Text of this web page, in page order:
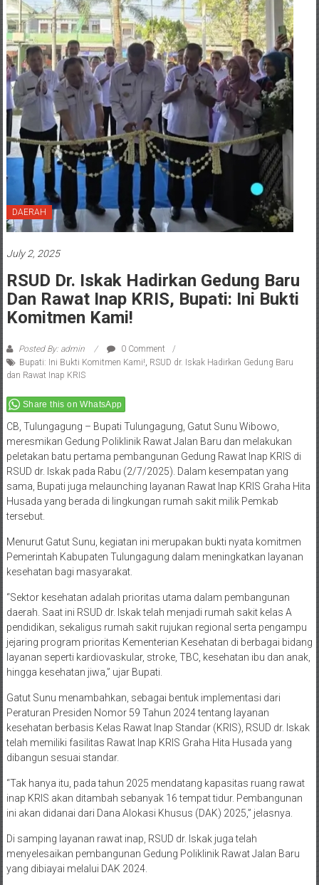
DAERAH
July 2, 2025
RSUD Dr. Iskak Hadirkan Gedung Baru
Dan Rawat Inap KRIS, Bupati: Ini Bukti
Komitmen Kami!
Posted By: admin
0 Comment
Bupati: Ini Bukti Komitmen Kami!, RSUD dr. Iskak Hadirkan Gedung Baru
dan Rawat Inap KRIS
Share this on WhatsApp
CB, Tulungagung – Bupati Tulungagung, Gatut Sunu Wibowo,
meresmikan Gedung Poliklinik Rawat Jalan Baru dan melakukan
peletakan batu pertama pembangunan Gedung Rawat Inap KRIS di
RSUD dr. Iskak pada Rabu (2/7/2025). Dalam kesempatan yang
sama, Bupati juga melaunching layanan Rawat Inap KRIS Graha Hita
Husada yang berada di lingkungan rumah sakit milik Pemkab
tersebut.
Menurut Gatut Sunu, kegiatan ini merupakan bukti nyata komitmen
Pemerintah Kabupaten Tulungagung dalam meningkatkan layanan
kesehatan bagi masyarakat.
“Sektor kesehatan adalah prioritas utama dalam pembangunan
daerah. Saat ini RSUD dr. Iskak telah menjadi rumah sakit kelas A
pendidikan, sekaligus rumah sakit rujukan regional serta pengampu
jejaring program prioritas Kementerian Kesehatan di berbagai bidang
layanan seperti kardiovaskular, stroke, TBC, kesehatan ibu dan anak,
hingga kesehatan jiwa,” ujar Bupati.
Gatut Sunu menambahkan, sebagai bentuk implementasi dari
Peraturan Presiden Nomor 59 Tahun 2024 tentang layanan
kesehatan berbasis Kelas Rawat Inap Standar (KRIS), RSUD dr. Iskak
telah memiliki fasilitas Rawat Inap KRIS Graha Hita Husada yang
dibangun sesuai standar.
“Tak hanya itu, pada tahun 2025 mendatang kapasitas ruang rawat
inap KRIS akan ditambah sebanyak 16 tempat tidur. Pembangunan
ini akan didanai dari Dana Alokasi Khusus (DAK) 2025,” jelasnya.
Di samping layanan rawat inap, RSUD dr. Iskak juga telah
menyelesaikan pembangunan Gedung Poliklinik Rawat Jalan Baru
yang dibiayai melalui DAK 2024.